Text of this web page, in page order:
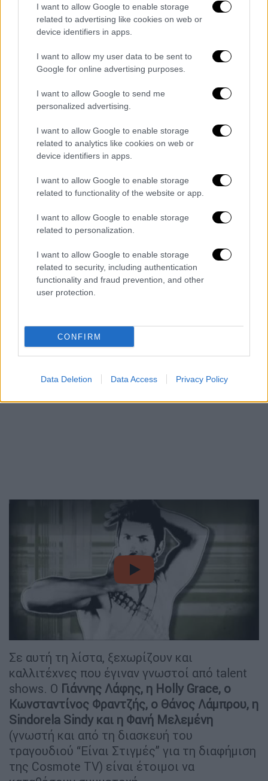
I want to allow Google to enable storage
related to advertising like cookies on web or
device identifiers in apps.
I want to allow my user data to be sent to
Google for online advertising purposes.
I want to allow Google to send me
personalized advertising.
I want to allow Google to enable storage
related to analytics like cookies on web or
device identifiers in apps.
I want to allow Google to enable storage
related to functionality of the website or app.
I want to allow Google to enable storage
related to personalization.
I want to allow Google to enable storage
related to security, including authentication
functionality and fraud prevention, and other
user protection.
CONFIRM
Data Deletion Data Access Privacy Policy
video
Καλλιτέχνες που συμμετείχαν στο παρελθόν
σε εθνικούς τελικούς, τόσο στην Ελλάδα
όσο και στην Κύπρο, ετοιμάζουν τις
προτάσεις τους. Ο Νίκος Γκάνος, ο Νέαρχος
Ευαγγέλου, ο Κυριάκος Γεωργίου, η Νικόλ
Παπαριστοδήμου και η Leea Nanos
από την
Αυστραλία θα δοκιμάσουν εκ νέου την τύχη
video
Σε αυτή τη λίστα, ξεχωρίζουν και
καλλιτέχνες που έγιναν γνωστοί από talent
shows. Ο Γιάννης Λάφης, η Holly Grace, ο
Κωνσταντίνος Φραντζής, ο Θάνος Λάμπρου, η
Sindorela Sindy και η Φανή Μελεμένη
(γνωστή και από τη διασκευή του
τραγουδιού “Είναι Στιγμές” για τη διαφήμιση
της Cosmote TV) είναι έτοιμοι να